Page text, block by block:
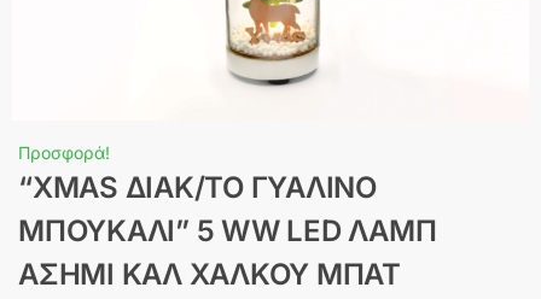
Προσφορά!
“XMAS ΔΙΑΚ/ΤΟ ΓΥΑΛΙΝΟ
ΜΠΟΥΚΑΛΙ” 5 WW LED ΛΑΜΠ
ΑΣΗΜΙ ΚΑΛ ΧΑΛΚΟΥ ΜΠΑΤ